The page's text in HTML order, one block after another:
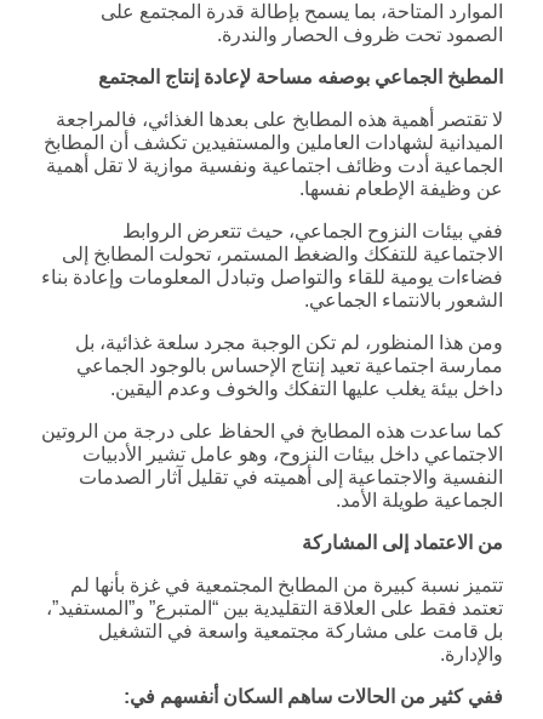
الموارد المتاحة، بما يسمح بإطالة قدرة المجتمع على
الصمود تحت ظروف الحصار والندرة.
المطبخ الجماعي بوصفه مساحة لإعادة إنتاج المجتمع
لا تقتصر أهمية هذه المطابخ على بعدها الغذائي، فالمراجعة
الميدانية لشهادات العاملين والمستفيدين تكشف أن المطابخ
الجماعية أدت وظائف اجتماعية ونفسية موازية لا تقل أهمية
عن وظيفة الإطعام نفسها.
ففي بيئات النزوح الجماعي، حيث تتعرض الروابط
الاجتماعية للتفكك والضغط المستمر، تحولت المطابخ إلى
فضاءات يومية للقاء والتواصل وتبادل المعلومات وإعادة بناء
الشعور بالانتماء الجماعي.
ومن هذا المنظور، لم تكن الوجبة مجرد سلعة غذائية، بل
ممارسة اجتماعية تعيد إنتاج الإحساس بالوجود الجماعي
داخل بيئة يغلب عليها التفكك والخوف وعدم اليقين.
كما ساعدت هذه المطابخ في الحفاظ على درجة من الروتين
الاجتماعي داخل بيئات النزوح، وهو عامل تشير الأدبيات
النفسية والاجتماعية إلى أهميته في تقليل آثار الصدمات
الجماعية طويلة الأمد.
من الاعتماد إلى المشاركة
تتميز نسبة كبيرة من المطابخ المجتمعية في غزة بأنها لم
تعتمد فقط على العلاقة التقليدية بين “المتبرع” و”المستفيد”،
بل قامت على مشاركة مجتمعية واسعة في التشغيل
والإدارة.
ففي كثير من الحالات ساهم السكان أنفسهم في: